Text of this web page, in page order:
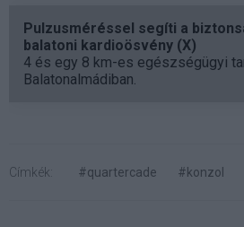
Pulzusméréssel segíti a
balatoni kardioösvény (X)
4 és egy 8 km-es egészségügyi
Balatonalmádiban.
Címkék: #quartercade #konzol